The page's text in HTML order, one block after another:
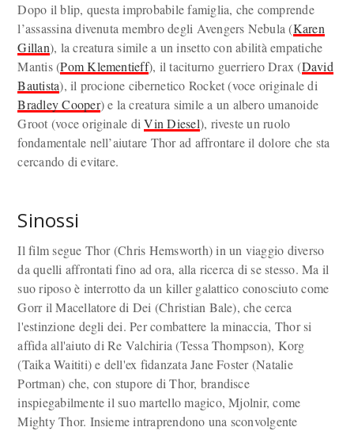
Dopo il blip, questa improbabile famiglia, che comprende
l’assassina divenuta membro degli Avengers Nebula (Karen
Gillan), la creatura simile a un insetto con abilità empatiche
Mantis (Pom Klementieff), il taciturno guerriero Drax (David
Bautista), il procione cibernetico Rocket (voce originale di
Bradley Cooper) e la creatura simile a un albero umanoide
Groot (voce originale diVin Diesel), riveste un ruolo
fondamentale nell’aiutare Thor ad affrontare il dolore che sta
cercando di evitare.
Sinossi
Il film segue Thor (Chris Hemsworth) in un viaggio diverso
da quelli affrontati fino ad ora, alla ricerca di se stesso. Ma il
suo riposo è interrotto da un killer galattico conosciuto come
Gorr il Macellatore di Dei (Christian Bale), che cerca
l'estinzione degli dei. Per combattere la minaccia, Thor si
affida all'aiuto di Re Valchiria (Tessa Thompson), Korg
(Taika Waititi) e dell'ex fidanzata Jane Foster (Natalie
Portman) che, con stupore di Thor, brandisce
inspiegabilmente il suo martello magico, Mjolnir, come
Mighty Thor. Insieme intraprendono una sconvolgente